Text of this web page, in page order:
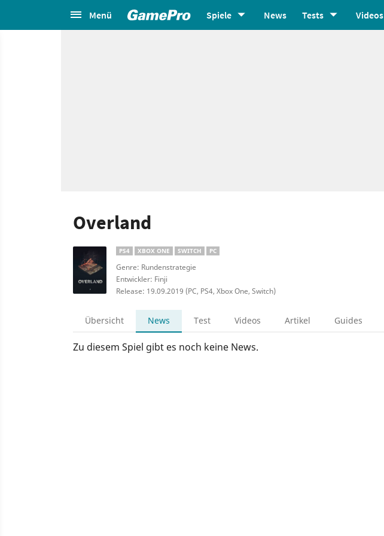
Menü Spiele News Tests Videos
Overland
PS4 XBOX ONE SWITCH PC
Genre: Rundenstrategie
Entwickler: Finji
Release: 19.09.2019 (PC, PS4, Xbox One, Switch)
Übersicht News Test Videos Artikel Guides
Zu diesem Spiel gibt es noch keine News.